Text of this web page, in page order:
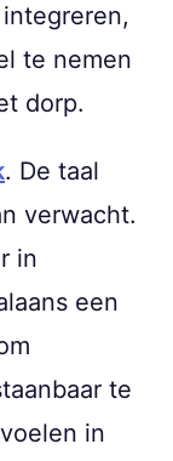
te nemen
dorp.
. De taal
verwacht.
in
een
te
in